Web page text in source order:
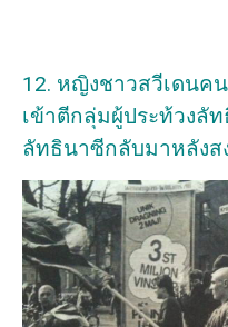
12. หญิงชาวสวีเดนค
เข้าตีกลุ่มผู้ประท้วงลั
ลัทธินาซีกลับมาหลังส